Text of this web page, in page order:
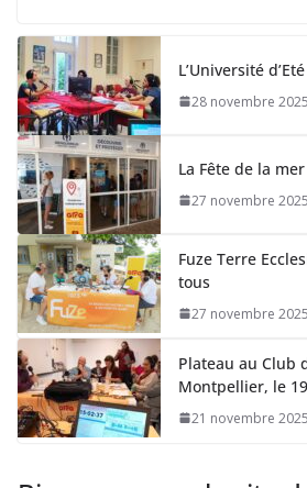
L’Université
28 novembre 2025
La Fête de la mer
27 novembre 2025
Fuze Terre
tous
27 novembre 2025
Plateau au Club
Montpellier, le
21 novembre 2025